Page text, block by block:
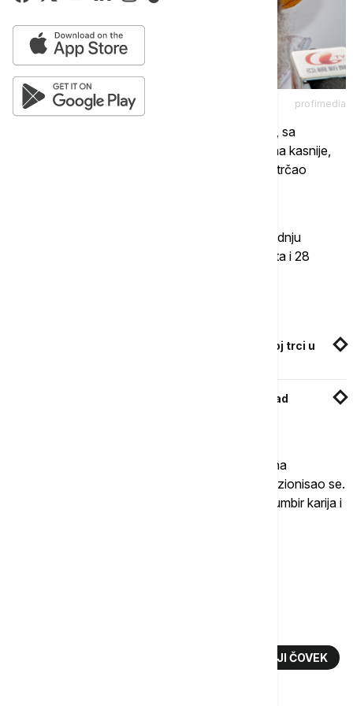
profimedia
Lični rekord je postigao u Torontu 2003. godine, sa
vremenom od pet sati i 40 minuta, a osam godina kasnije,
veruje se da je postao prvi stogodišnjak koji je istrčao
Sing je 2013. godine istrčao u Hongkongu poslednju
desetokilometarsku stazu za jedan sat, 32 minuta i 28
Dva takmičara preminula na polumaratonskoj trci u
Sve spremno za 38. Beogradski maraton: Grad
Nakon što je sa 101 godinom bio nosilac baklje na
Olimpijskim igrama u Londonu 2012. godine, penzionisao se.
Sing je svoju dugovečnost pripisao ishrani od đumbir karija i
NAJSTARIJI ČOVEK